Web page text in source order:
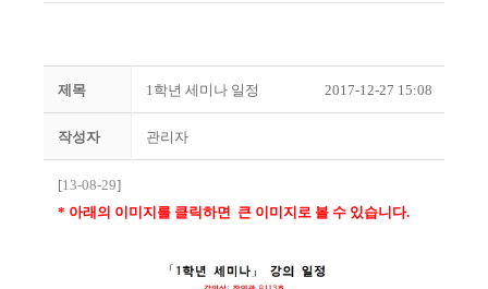
제목 1학년 세미나 일정 2017-12-27 15:08
작성자 관리자
[13-08-29]
* 아래의 이미지를 클릭하면 큰 이미지로 볼 수 있습니다.